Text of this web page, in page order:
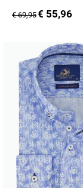
€ 69,95€ 55,96